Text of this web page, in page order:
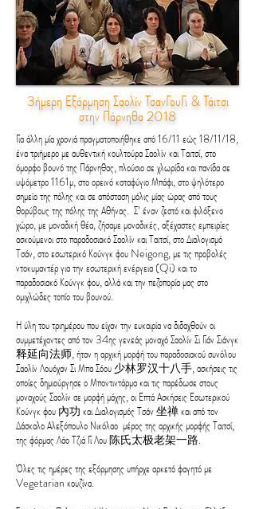
3ήμερη Εξόρμηση Σαολίν ΤσανΓουΓι & Τάιτσι
στην Πάρνηθα 2018
Για άλλη μία χρονιά πραγματοποιήθηκε από 16/11 εώς 18/11/18,
ένα τριήμερο με αυθεντική κουλτούρα Σαολίν και Ταιτσί, στο
όμορφο βουνό της Πάρνηθας, πλούσιο σε χλωρίδα και πανίδα σε
υψόμετρο 1161μ, στο ορεινό καταφύγιο Μπάφι, στο ψηλότερο
σημείο της πόλης και σε απόσταση μόλις μίας ώρας από τους
θορύβους της πόλης της Αθήνας. Σ’ έναν ζεστό και φιλόξενο
χώρο, με μοναδική θέα, ζήσαμε μοναδικές, αξέχαστες εμπειρίες
ασκούμενοι στο παραδοσιακό Σαολίν και Ταιτσί, στο Διαλογισμό
Τσάν, στο εσωτερικό Κούνγκ φου Neigong, με τις προβολές
ντοκυμαντέρ για την εσωτερική ενέργεια (Qi) και το
παραδοσιακό Κούνγκ φου, αλλά και την πεζοπορία μας στο
ομιχλώδες τοπίο του βουνού.
Η ύλη του τριημέρου που είχαν την ευκαιρία να διδαχθούν οι
συμμετέχοντες από τον 34ης γενεάς μοναχό Σαολίν Σι Γιάν Σιάνγκ
释延向法师, ήταν η αρχική μορφή του παραδοσιακού συνόλου
Σαολίν Λουόχαν Σι Μπα Σόου 少林罗汉十八手, ασκήσεις τις
οποίες δημιούργησε ο Μποντιντάρμα και τις παρέδωσε στους
μοναχούς Σαολίν σε μορφή μάχης, οι Επτά Ασκήσεις Εσωτερικού
Κούνγκ φου 內功 και Διαλογισμός Τσάν 坐禅 και από τον
Δάσκαλο Αλεξόπουλο Νικόλαο μέρος της αρχικής μορφής Ταιτσί,
της φόρμας Λάο Τζιά Γι Λου 陈氏太极老架一路.
Όλες τις ημέρες της εξόρμησης υπήρχε αρκετό φαγητό με
Vegetarian κουζίνα.